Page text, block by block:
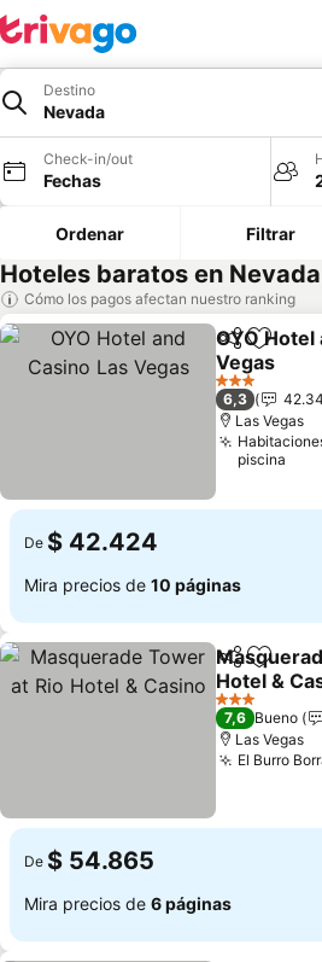
Destino
Nevada
Check-in/out
Fechas
Ordenar Filtrar
Hoteles baratos en
Cómo los pagos afectan nuestro ranking
Compartir
OYO Hotel
Vegas
Ver precios
3 Estrellas
6,3
Las Vegas
piscina
De $ 42.424
Mira precios de 10 páginas
Compartir
Hotel &
Ver precios
3 Estrellas
7,6 Bueno
Las Vegas
El Burro
De $ 54.865
Mira precios de 6 páginas